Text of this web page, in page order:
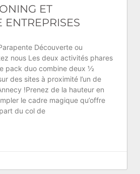
ET
ENTREPRISES
Découverte ou
nous Les deux activités phares
pack duo combine deux ½
des sites à proximité l’un de
!Prenez de la hauteur en
le cadre magique qu’offre
du col de